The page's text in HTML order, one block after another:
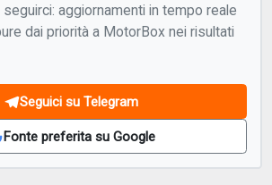
aggiornamenti in tempo reale
dai priorità a MotorBox nei risultati
Seguici su Telegram
Fonte preferita su Google